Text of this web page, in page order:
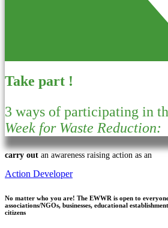
Take part !
3 ways of participating in
Week for Waste Reduction:
carry out an awareness raising action as an
Action Developer
No matter who you are! The EWWR is open to
associations/NGOs, businesses, educational
citizens